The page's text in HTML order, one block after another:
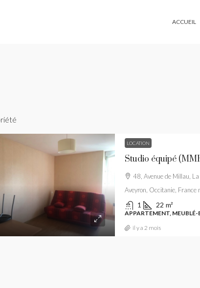
ACCUEIL
LOCATION
Studio équipé
48, Avenue de Millau,
Aveyron, Occitanie,
1 22 m²
APPARTEMENT, MEUBLÉ-
il y a 2 mois